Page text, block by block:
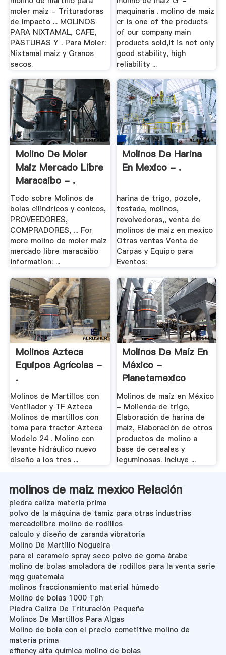
moler maiz - Trituradoras
de Impacto ... MOLINOS
PARA NIXTAMAL, CAFE,
PASTURAS Y . Para Moler:
Nixtamal maiz y Granos
secos.
maquinaria . molino de maiz
cr is one of the products
of our company main
products sold,it is not only
good stability, high
reliability ...
Molino De Moler
Maiz Mercado Libre
Maracaibo - .
Todo sobre Molinos de
bolas cilindricos y conicos,
PROVEEDORES,
COMPRADORES, ... For
more molino de moler maiz
mercado libre maracaibo
information: ...
Molinos De Harina
En Mexico - .
harina de trigo, pozole,
tostada, molinos,
revolvedoras,, venta de
molinos de maiz en mexico
Otras ventas Venta de
Carpas y Equipo para
Eventos:
Molinos Azteca
Equipos Agrícolas -
.
Molinos de Martillos con
Ventilador y TF Azteca
MoIinos de martillos con
toma para tractor Azteca
Modelo 24 . Molino con
levante hidráulico nuevo
diseño a los tres ...
Molinos De Maíz En
México -
Planetamexico
Molinos de maíz en México
- Molienda de trigo,
Elaboración de harina de
maíz, Elaboración de otros
productos de molino a
base de cereales y
leguminosas. incluye ...
molinos de maiz mexico Relación
piedra caliza materia prima
polvo de la máquina de tamiz para otras industrias
mercadolibre molino de rodillos
calculo y diseño de zaranda vibratoria
Molino De Martillo Nogueira
para el caramelo spray seco polvo de goma árabe
molino de bolas amoladora de rodillos para la venta serie
mqg guatemala
molinos fraccionamiento material húmedo
Molino de bolas 1000 Tph
Piedra Caliza De Trituración Pequeña
Molinos De Martillos Para Algas
Molino de bola con el precio cometitive molino de
materia prima
effiency alta química molino de bolas